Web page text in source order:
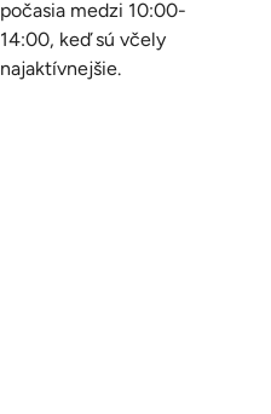
počasia medzi 10:00-
14:00, keď sú včely
najaktívnejšie.